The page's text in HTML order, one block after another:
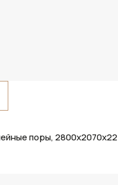
поры, 2800х2070х22